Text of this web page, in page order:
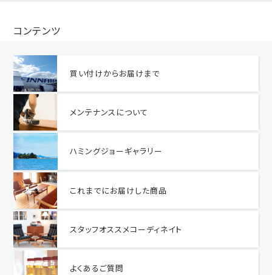
コンテンツ
買い付けからお届けまで
メンテナンスについて
ハミングジョーギャラリー
これまでにお届けした商品
スタッフオススメコーディネイト
よくあるご質問